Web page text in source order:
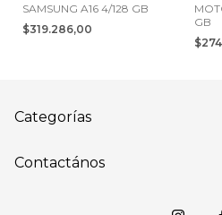
SAMSUNG A16 4/128 GB
$319.286,00
GB
Categorías
Contactános